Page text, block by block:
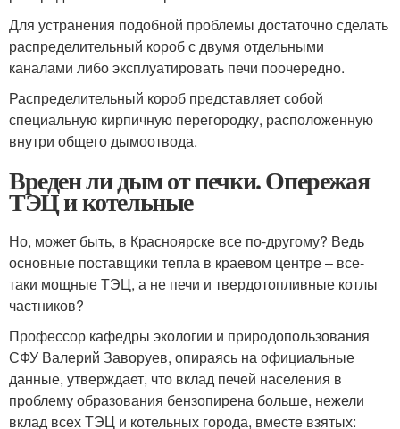
Для устранения подобной проблемы достаточно сделать
распределительный короб с двумя отдельными
каналами либо эксплуатировать печи поочередно.
Распределительный короб представляет собой
специальную кирпичную перегородку, расположенную
внутри общего дымоотвода.
Вреден ли дым от печки. Опережая
ТЭЦ и котельные
Но, может быть, в Красноярске все по-другому? Ведь
основные поставщики тепла в краевом центре – все-
таки мощные ТЭЦ, а не печи и твердотопливные котлы
частников?
Профессор кафедры экологии и природопользования
СФУ Валерий Заворуев, опираясь на официальные
данные, утверждает, что вклад печей населения в
проблему образования бензопирена больше, нежели
вклад всех ТЭЦ и котельных города, вместе взятых: